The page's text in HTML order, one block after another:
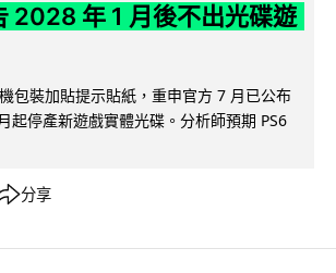
2028 年 1 月後不出光碟遊
包裝加貼提示貼紙，重申官方 7 月已公布
起停產新遊戲實體光碟。分析師預期 PS6
分享